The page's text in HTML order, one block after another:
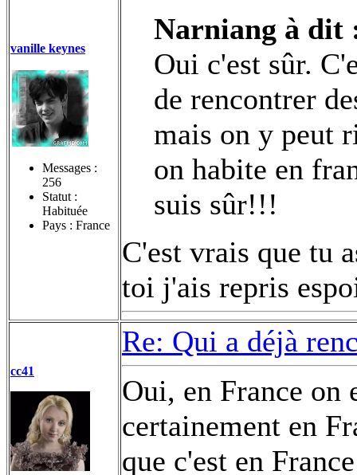
vanille keynes
Messages :
256
Statut :
Habituée
Pays : France
Narniang à dit
Oui c'est sûr.
de rencontrer
mais on y peut
on habite en
suis sûr!!!
C'est vrais que tu
toi j'ais repris
cc41
Re: Qui a déjà
Oui, en France on
certainement en
que c'est en